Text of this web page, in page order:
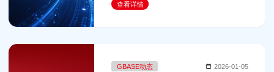
查看详情
GBASE动态 2026-01-05